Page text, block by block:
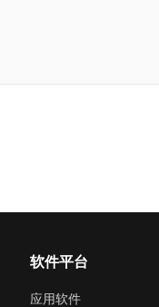
软件平台
应用软件